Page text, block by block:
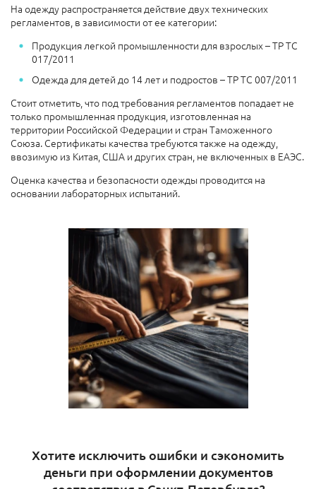
На одежду распространяется действие двух технических
регламентов, в зависимости от ее категории:
Продукция легкой промышленности для взрослых – ТР ТС
017/2011
Одежда для детей до 14 лет и подростов – ТР ТС 007/2011
Стоит отметить, что под требования регламентов попадает не
только промышленная продукция, изготовленная на
территории Российской Федерации и стран Таможенного
Союза. Сертификаты качества требуются также на одежду,
ввозимую из Китая, США и других стран, не включенных в ЕАЭС.
Оценка качества и безопасности одежды проводится на
основании лабораторных испытаний.
Хотите исключить ошибки и сэкономить
деньги при оформлении документов